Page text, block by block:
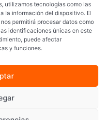
utilizamos tecnologías como las
la información del dispositivo. El
permitirá procesar datos como
identificaciones únicas en este
puede afectar
y funciones.
reservados